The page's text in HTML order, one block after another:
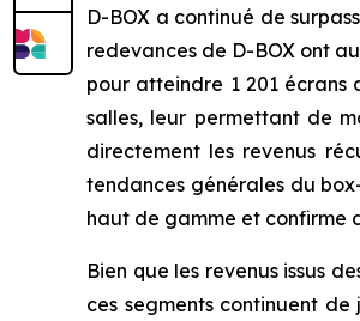
D-BOX a continué de
redevances de D-BOX ont
pour atteindre 1 201 écrans
salles, leur permettant de
directement les revenus
tendances générales du
haut de gamme et confirme
Bien que les revenus issus
ces segments continuent